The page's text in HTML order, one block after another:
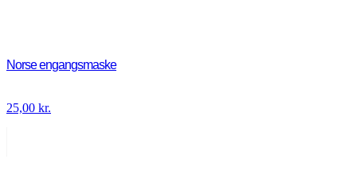
Norse engangsmaske
25,00 kr.